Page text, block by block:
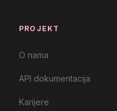
PROJEKT
O nama
API dokumentacija
Karijere